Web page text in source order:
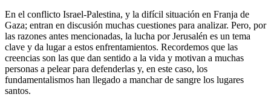
En el conflicto Israel-Palestina, y la difícil situación en Franja de
Gaza; entran en discusión muchas cuestiones para analizar. Pero, por
las razones antes mencionadas, la lucha por Jerusalén es un tema
clave y da lugar a estos enfrentamientos. Recordemos que las
creencias son las que dan sentido a la vida y motivan a muchas
personas a pelear para defenderlas y, en este caso, los
fundamentalismos han llegado a manchar de sangre los lugares
santos.